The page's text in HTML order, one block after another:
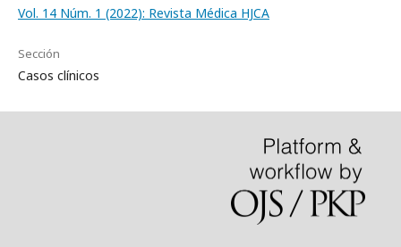
Vol. 14 Núm. 1 (2022): Revista Médica HJCA
Sección
Casos clínicos